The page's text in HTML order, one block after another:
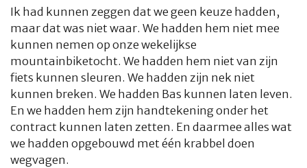
Ik had kunnen zeggen dat we geen keuze hadden,
maar dat was niet waar. We hadden hem niet mee
kunnen nemen op onze wekelijkse
mountainbiketocht. We hadden hem nietvan zijn
fiets kunnen sleuren. We hadden zijn nekniet
kunnen breken. We hadden Bas kunnen laten leven.
En we hadden hem zijn handtekening onder het
contract kunnen laten zetten. En daarmee alles wat
we hadden opgebouwd met één krabbel doen
wegvagen.